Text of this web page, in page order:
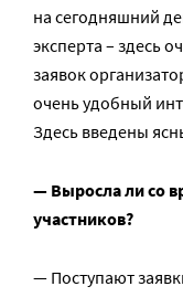
на сегодняшний
эксперта – здесь
заявок
очень удобный
Здесь введены
— Выросла ли со
участников?
— Поступают